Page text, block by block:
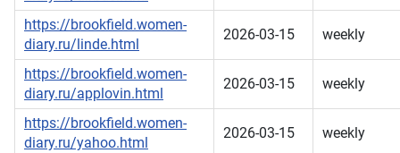
https://brookfield.women-
diary.ru/linde.html
2026-03-15 weekly
https://brookfield.women-
diary.ru/applovin.html
2026-03-15 weekly
https://brookfield.women-
diary.ru/yahoo.html
2026-03-15 weekly